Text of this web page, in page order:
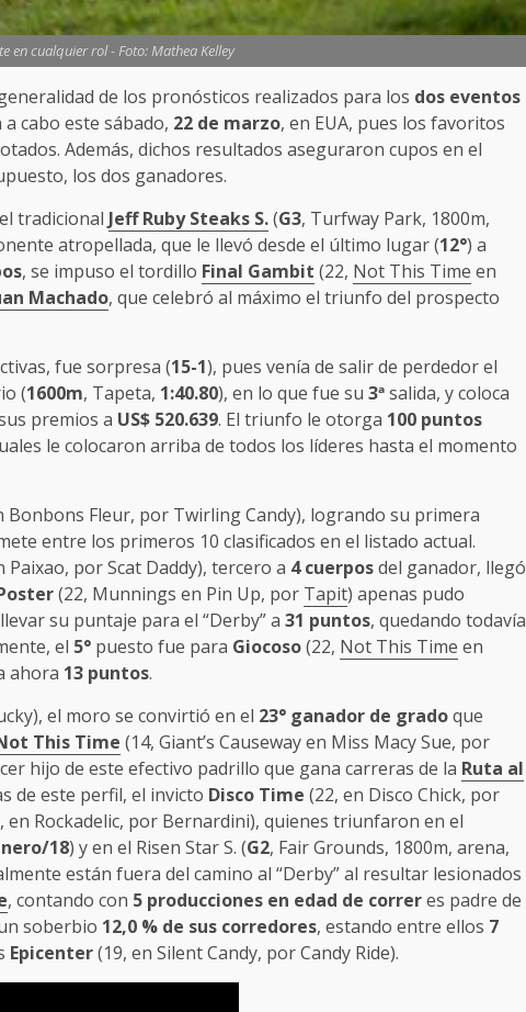
en cualquier rol - Foto: Mathea Kelley
de los pronósticos realizados para los dos eventos
cabo este sábado, 22 de marzo, en EUA, pues los favoritos
Además, dichos resultados aseguraron cupos en el
los dos ganadores.
tradicional Jeff Ruby Steaks S.(G3, Turfway Park, 1800m,
atropellada, que le llevó desde el último lugar (12°) a
, se impuso el tordillo Final Gambit (22, Not This Time en
Machado, que celebró al máximo el triunfo del prospecto
fue sorpresa (15-1), pues venía de salir de perdedor el
(1600m, Tapeta, 1:40.80), en lo que fue su 3ªsalida, y coloca
premios a US$ 520.639. El triunfo le otorga 100 puntos
le colocaron arriba de todos los líderes hasta el momento
Bonbons Fleur, por Twirling Candy), logrando su primera
entre los primeros 10 clasificados en el listado actual.
por Scat Daddy), tercero a 4 cuerposdel ganador, llegó
(22, Munnings en Pin Up, por Tapit) apenas pudo
su puntaje para el “Derby” a 31 puntos, quedando todavía
el 5° puesto fue para Giocoso(22, Not This Time en
ahora 13 puntos.
el moro se convirtió en el 23° ganador de gradoque
This Time (14, Giant’s Causeway en Miss Macy Sue, por
hijo de este efectivo padrillo que gana carreras de la Ruta al
de este perfil, el invicto Disco Time (22, en Disco Chick, por
en Rockadelic, por Bernardini), quienes triunfaron en el
18) y en el Risen Star S. (G2, Fair Grounds, 1800m, arena,
están fuera del camino al “Derby” al resultar lesionados
, contando con 5 producciones en edad de correres padre de
soberbio 12,0 % de sus corredores, estando entre ellos 7
Epicenter(19, en Silent Candy, por Candy Ride).